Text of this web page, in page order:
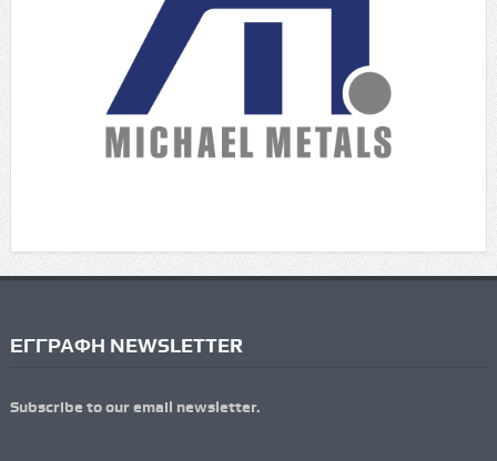
ΕΓΓΡΑΦΗ NEWSLETTER
Subscribe to our email newsletter.